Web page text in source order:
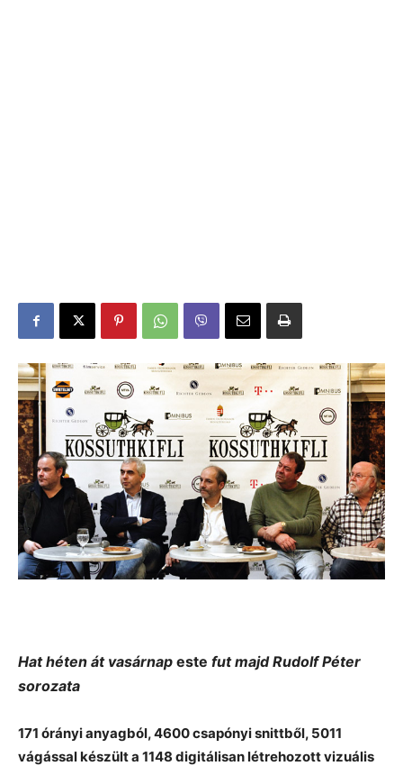
Hat héten át vasárnap este fut majd Rudolf Péter
sorozata
171 órányi anyagból, 4600 csapónyi snittből, 5011
vágással készült a 1148 digitálisan létrehozott vizuális